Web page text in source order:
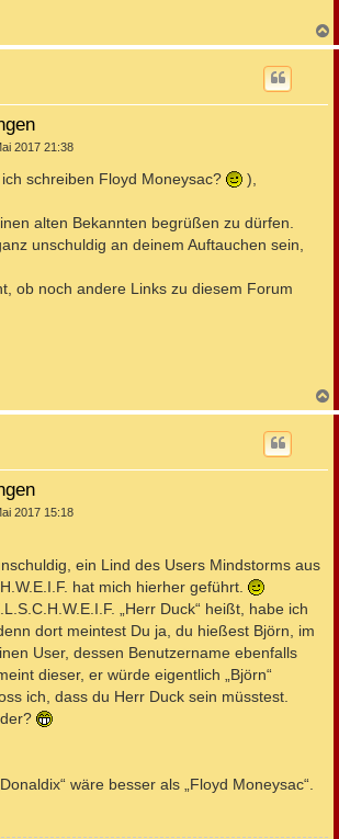
a
2017 21:38
schreiben Floyd Moneysac? ),
alten Bekannten begrüßen zu dürfen.
unschuldig an deinem Auftauchen sein,
ob noch andere Links zu diesem Forum
a
2017 15:18
ein Lind des Users Mindstorms aus
hat mich hierher geführt.
„Herr Duck“ heißt, habe ich
dort meintest Du ja, du hießest Björn, im
User, dessen Benutzername ebenfalls
dieser, er würde eigentlich „Björn“
ich, dass du Herr Duck sein müsstest.
wäre besser als „Floyd Moneysac“.